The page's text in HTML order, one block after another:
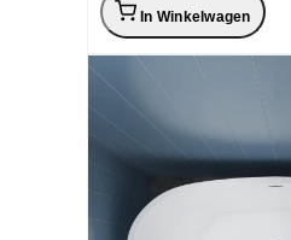
In Winkelwagen